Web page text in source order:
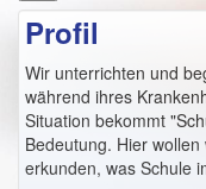
Profil
Wir unterrichten und
während ihres
Situation bekommt
Bedeutung. Hier
erkunden, was Schule